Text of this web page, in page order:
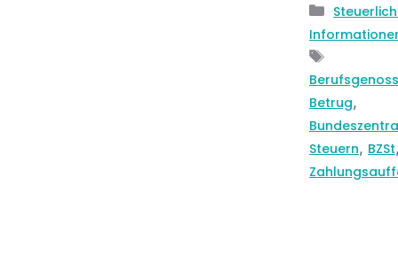
Betrug,
Steuern, BZSt